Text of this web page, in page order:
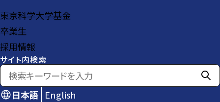
東京科学大学基金
卒業生
採用情報
サイト内検索
日本語 English